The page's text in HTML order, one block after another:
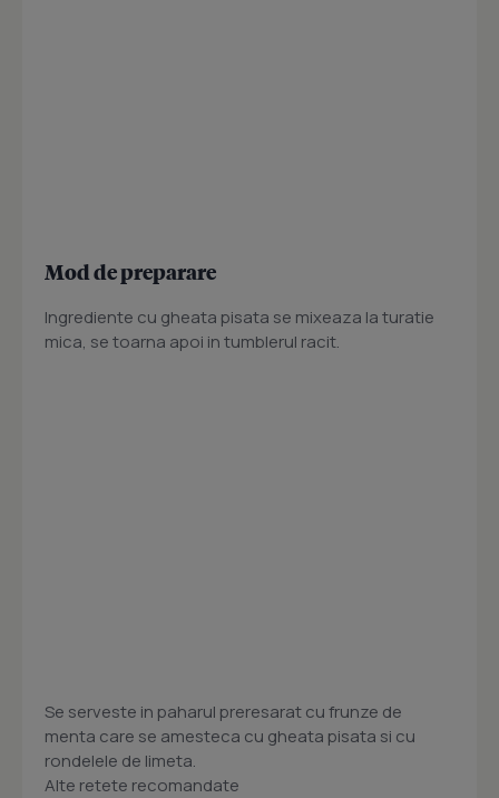
Mod de preparare
Ingrediente cu gheata pisata se mixeaza la turatie
mica, se toarna apoi in tumblerul racit.
Se serveste in paharul preresarat cu frunze de
menta care se amesteca cu gheata pisata si cu
rondelele de limeta.
Alte retete recomandate